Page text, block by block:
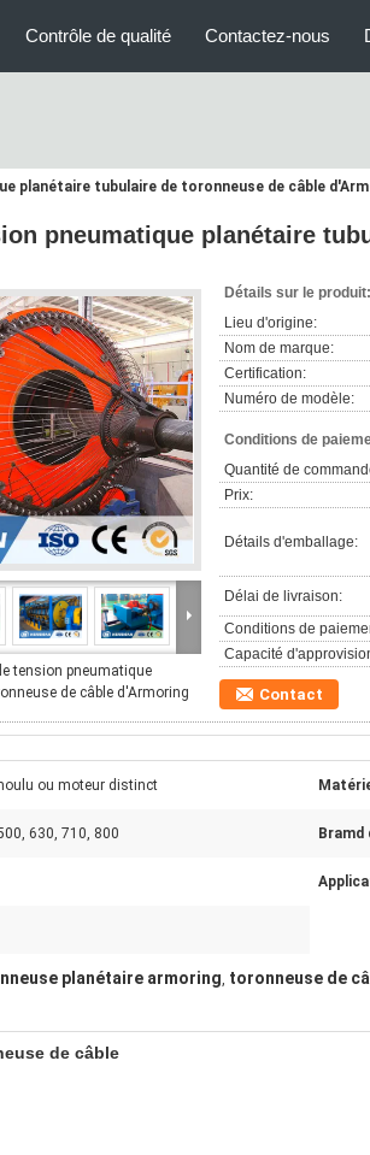
Contrôle de qualité Contactez-nous
planétaire tubulaire de toronneuse de câble
pneumatique planétaire
tension pneumatique
de câble d'Armoring
Détails sur le produit:
Lieu d'origine:
Nom de marque:
Certification:
Numéro de modèle:
Conditions de
Quantité de
Prix:
Détails d'emballage:
Délai de livraison:
Conditions de
Capacité
Contact
ou moteur distinct
630, 710, 800 Bramd
planétaire armoring, toronneuse de
de câble